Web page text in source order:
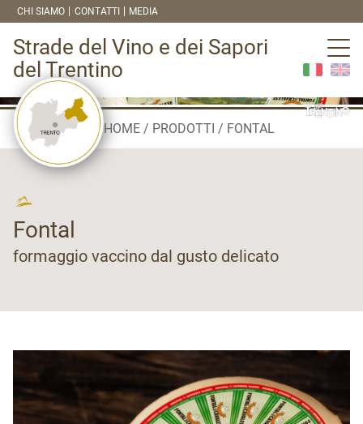
CHI SIAMO CONTATTI MEDIA
Strade del Vino e dei Sapori
del Trentino
HOME PRODOTTI FONTAL
Fontal
formaggio vaccino dal gusto delicato